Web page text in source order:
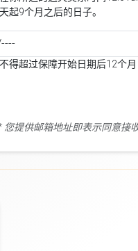
起9个月之后的日子。
得超过保障开始日期后12个月
您提供邮箱地址即表示同意接